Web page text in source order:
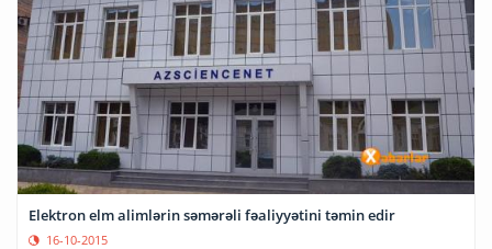
Elektron elm alimlərin səmərəli fəaliyyətini təmin edir
16-10-2015